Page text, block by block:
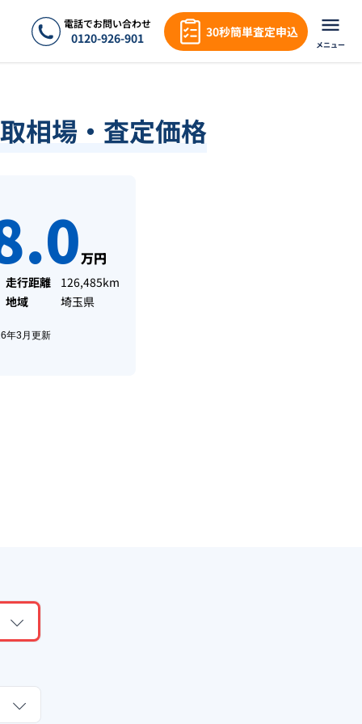
電話でお問い合わせ
0120-926-901 30秒簡単査定申込
メニュー
相場・査定価格
万円
走行距離
126,485km
地域
埼玉県
年3月 更新